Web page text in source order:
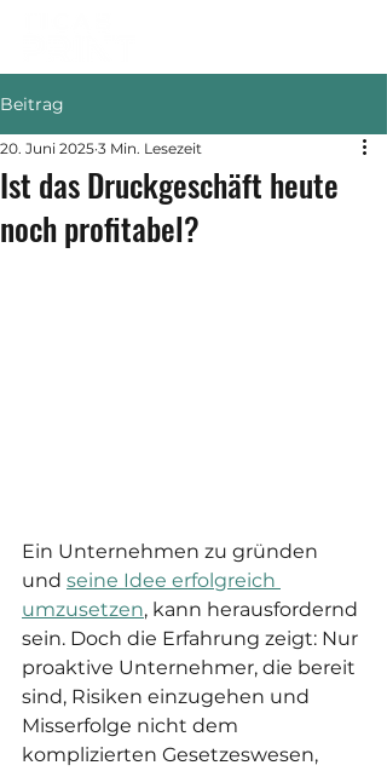
Beitrag
Ist das Druckgeschäft heute
noch profitabel?
20. Juni 2025 3 Min. Lesezeit
Ein Unternehmen zu gründen
und seine Idee erfolgreich
umzusetzen, kann herausfordernd
sein. Doch die Erfahrung zeigt: Nur
proaktive Unternehmer, die bereit
sind, Risiken einzugehen und
Misserfolge nicht dem
komplizierten Gesetzeswesen,